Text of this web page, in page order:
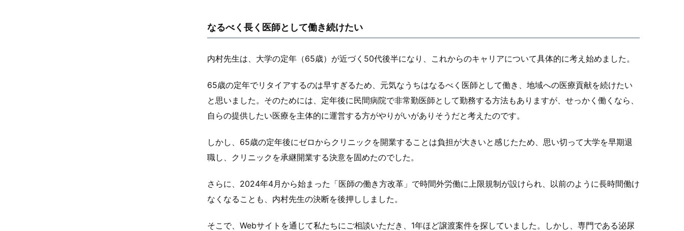
なるべく長く医師として働き続けたい
内村先生は、大学の定年（65歳）が近づく50代後半になり、これからのキャリアについて具体的に考え始めました。
65歳の定年でリタイアするのは早すぎるため、元気なうちはなるべく医師として働き、地域への医療貢献を続けたい
と思いました。そのためには、定年後に民間病院で非常勤医師として勤務する方法もありますが、せっかく働くなら、
自らの提供したい医療を主体的に運営する方がやりがいがありそうだと考えたのです。
しかし、65歳の定年後にゼロからクリニックを開業することは負担が大きいと感じたため、思い切って大学を早期退
職し、クリニックを承継開業する決意を固めたのでした。
さらに、2024年4月から始まった「医師の働き方改革」で時間外労働に上限規制が設けられ、以前のように長時間働け
なくなることも、内村先生の決断を後押ししました。
そこで、Webサイトを通じて私たちにご相談いただき、1年ほど譲渡案件を探していました。しかし、専門である泌尿